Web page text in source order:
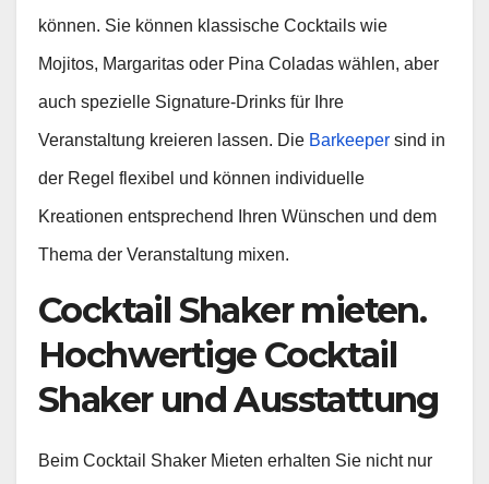
können. Sie können klassische Cocktails wie
Mojitos, Margaritas oder Pina Coladas wählen, aber
auch spezielle Signature-Drinks für Ihre
Veranstaltung kreieren lassen. Die Barkeeper sind in
der Regel flexibel und können individuelle
Kreationen entsprechend Ihren Wünschen und dem
Thema der Veranstaltung mixen.
Cocktail Shaker mieten.
Hochwertige Cocktail
Shaker und Ausstattung
Beim Cocktail Shaker Mieten erhalten Sie nicht nur